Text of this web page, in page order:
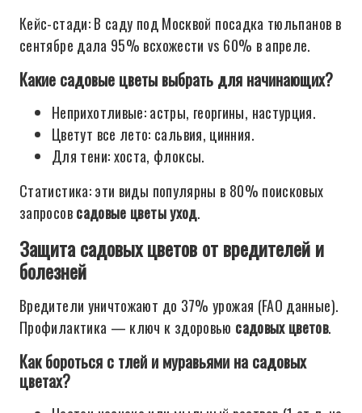
Кейс-стади: В саду под Москвой посадка тюльпанов в
сентябре дала 95% всхожести vs 60% в апреле.
Какие садовые цветы выбрать для начинающих?
Неприхотливые: астры, георгины, настурция.
Цветут все лето: сальвия, цинния.
Для тени: хоста, флоксы.
Статистика: эти виды популярны в 80% поисковых
запросовсадовые цветы уход.
Защита садовых цветов от вредителей и
болезней
Вредители уничтожают до 37% урожая (FAO данные).
Профилактика — ключ к здоровью садовых цветов.
Как бороться с тлей и муравьями на садовых
цветах?